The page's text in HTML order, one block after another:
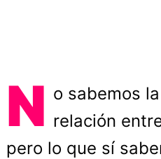
N o sabemos
relación
pero lo que sí